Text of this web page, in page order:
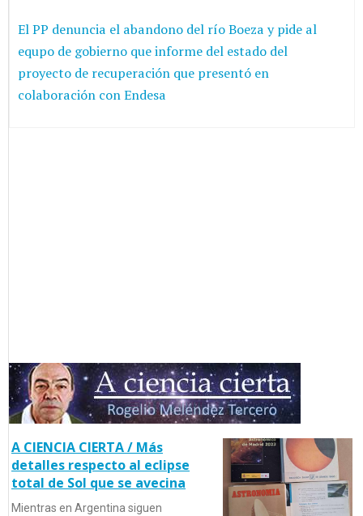
El PP denuncia el abandono del río Boeza y pide al
equpo de gobierno que informe del estado del
proyecto de recuperación que presentó en
colaboración con Endesa
A CIENCIA CIERTA / Más
detalles respecto al eclipse
total de Sol que se avecina
Mientras en Argentina siguen